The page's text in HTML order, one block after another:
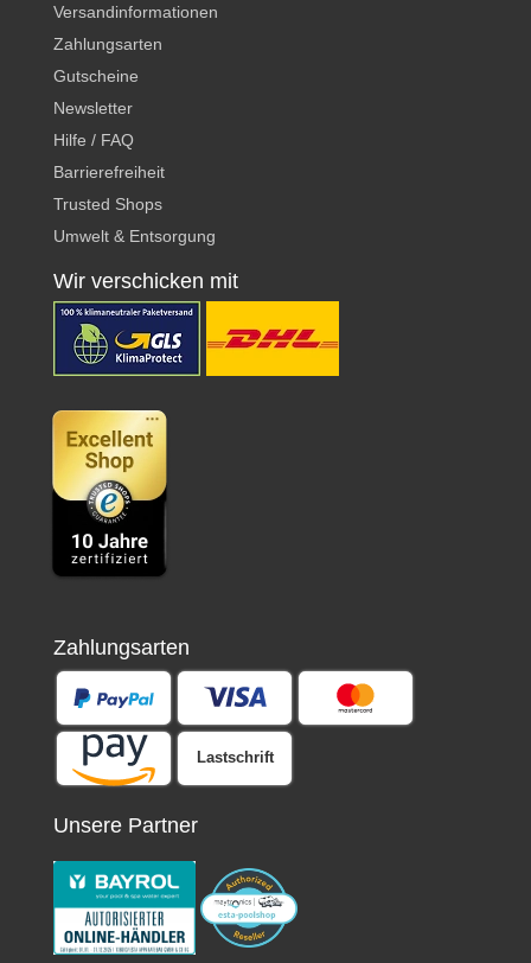
Versandinformationen
Zahlungsarten
Gutscheine
Newsletter
Hilfe / FAQ
Barrierefreiheit
Trusted Shops
Umwelt & Entsorgung
Wir verschicken mit
Zahlungsarten
Lastschrift
Unsere Partner